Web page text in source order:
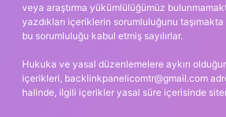
veya araştırma yükümlülüğümüz
yazdıkları içeriklerin sorumluluğunu
bu sorumluluğu kabul etmiş sayılırlar.
Hukuka ve yasal düzenlemelere aykırı
içerikleri, backlinkpanelicomtr@gmail.com
halinde, ilgili içerikler yasal süre içerisinde